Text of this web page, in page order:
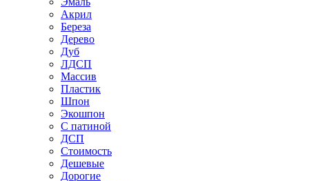
Акрил
Береза
Дерево
Дуб
ЛДСП
Массив
Пластик
Шпон
Экошпон
С патиной
ДСП
Стоимость
Дешевые
Дорогие